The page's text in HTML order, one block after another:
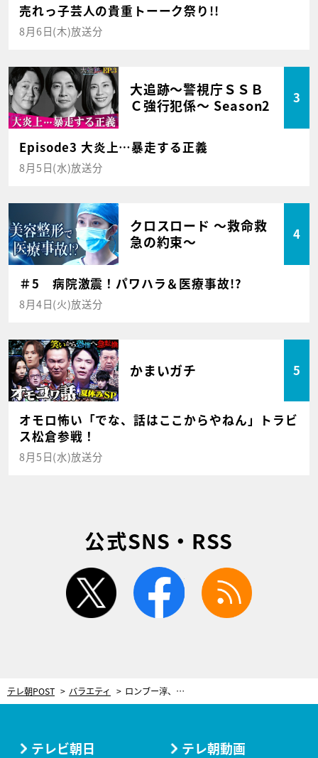
売れっ子芸人の貴重トーーク祭り!!
8月6日(木)放送分
大追跡～警視庁ＳＳＢ
Ｃ強行犯係～ Season2
3
Episode3 大炎上…暴走する正義
8月5日(水)放送分
クロスロード ～救命救
急の約束～
4
＃5 病院激震！パワハラ＆医療事故!?
8月4日(火)放送分
かまいガチ 5
オモロ怖い「でな、話はここからやねん」トラビ
ス松倉参戦！
8月5日(水)放送分
公式SNS・RSS
twitter facebook
テレ朝POST バラエティ ロンブー淳、心理戦で爆笑作戦！有吉弘行「芸能界でもトップクラスのイヤな人だ（笑）」
テレビ朝日 テレ朝動画